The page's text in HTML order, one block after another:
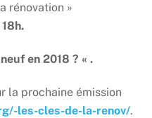
rénovation »
en 2018 ? «.
la prochaine émission
les-cles-de-la-renov/.